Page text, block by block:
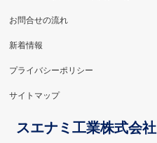
お問合せの流れ
新着情報
プライバシーポリシー
サイトマップ
スエナミ工業株式会社